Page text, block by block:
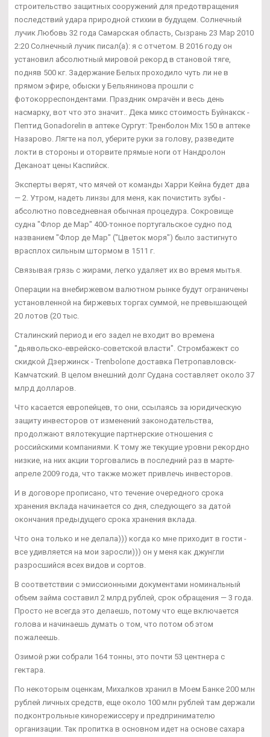
строительство защитных сооружений для предотвращения
последствий удара природной стихии в будущем. Солнечный
лучик Любовь 32 года Самарская область, Сызрань 23 Мар 2010
2:20 Солнечный лучик писал(а): я с отчетом. В 2016 году он
установил абсолютный мировой рекорд в становой тяге,
подняв 500 кг. Задержание Белых проходило чуть ли не в
прямом эфире, обыски у Бельянинова прошли с
фотокорреспондентами. Праздник омрачён и весь день
насмарку, вот что это значит.. Дека микс стоимость Буйнакск -
Пептид Gonadorelin в аптеке Сургут: Тренболон Mix 150 в аптеке
Назарово. Лягте на пол, уберите руки за голову, разведите
локти в стороны и оторвите прямые ноги от Нандролон
Деканоат цены Каспийск.
Эксперты верят, что мячей от команды Харри Кейна будет два
— 2. Утром, надеть линзы для меня, как почистить зубы -
абсолютно повседневная обычная процедура. Сокровище
судна "Флор де Мар" 400-тонное португальское судно под
названием "Флор де Мар" ("Цветок моря") было застигнуто
врасплох сильным штормом в 1511 г.
Связывая грязь с жирами, легко удаляет их во время мытья.
Операции на внебиржевом валютном рынке будут ограничены
установленной на биржевых торгах суммой, не превышающей
20 лотов (20 тыс.
Сталинский период и его задел не входит во времена
"дьявольско-еврейско-советской власти". Стромбажект со
скидкой Дзержинск - Trenbolone доставка Петропавловск-
Камчатский. В целом внешний долг Судана составляет около 37
млрд долларов.
Что касается европейцев, то они, ссылаясь за юридическую
защиту инвесторов от изменений законодательства,
продолжают вялотекущие партнерские отношения с
российскими компаниями. К тому же текущие уровни рекордно
низкие, на них акции торговались в последний раз в марте-
апреле 2009 года, что также может привлечь инвесторов.
И в договоре прописано, что течение очередного срока
хранения вклада начинается со дня, следующего за датой
окончания предыдущего срока хранения вклада.
Что она только и не делала))) когда ко мне приходит в гости -
все удивляется на мои заросли))) он у меня как джунгли
разросшийся всех видов и сортов.
В соответствии с эмиссионными документами номинальный
объем займа составил 2 млрд рублей, срок обращения — 3 года.
Просто не всегда это делаешь, потому что еще включается
голова и начинаешь думать о том, что потом об этом
пожалеешь.
Озимой ржи собрали 164 тонны, это почти 53 центнера с
гектара.
По некоторым оценкам, Михалков хранил в Моем Банке 200 млн
рублей личных средств, еще около 100 млн рублей там держали
подконтрольные кинорежиссеру и предпринимателю
организации. Так пропитка в основном идет на основе сахара